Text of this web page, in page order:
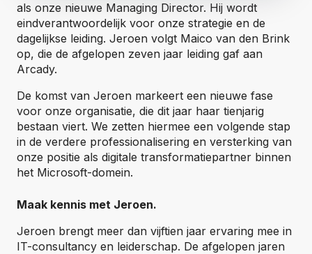
als onze nieuwe Managing Director. Hij wordt
eindverantwoordelijk voor onze strategie en de
dagelijkse leiding. Jeroen volgt Maico van den Brink
op, die de afgelopen zeven jaar leiding gaf aan
Arcady.
De komst van Jeroen markeert een nieuwe fase
voor onze organisatie, die dit jaar haar tienjarig
bestaan viert. We zetten hiermee een volgende stap
in de verdere professionalisering en versterking van
onze positie als digitale transformatiepartner binnen
het Microsoft-domein.
Maak kennis met Jeroen.
Jeroen brengt meer dan vijftien jaar ervaring mee in
IT-consultancy en leiderschap. De afgelopen jaren